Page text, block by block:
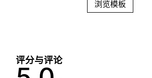
浏览模板
评分与评论